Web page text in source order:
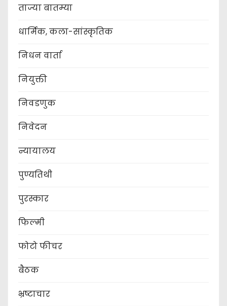
ताज्या बातम्या
धार्मिक, कला-सांस्कृतिक
निधन वार्ता
नियुक्ती
निवडणुक
निवेदन
न्यायालय
पुण्यतिथी
पुरस्कार
फिल्मी
फोटो फीचर
बैठक
भ्रष्टाचार